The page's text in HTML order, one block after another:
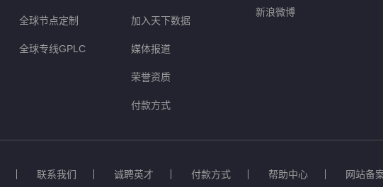
全球节点定制
全球专线GPLC
加入天下数据
媒体报道
荣誉资质
付款方式
新浪微博
联系我们 诚聘英才 付款方式 帮助中心 网站备